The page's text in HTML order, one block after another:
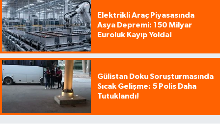
Elektrikli Araç Piyasasında
Asya Depremi: 150 Milyar
Euroluk Kayıp Yolda!
Gülistan Doku Soruşturmasında
Sıcak Gelişme: 5 Polis Daha
Tutuklandı!